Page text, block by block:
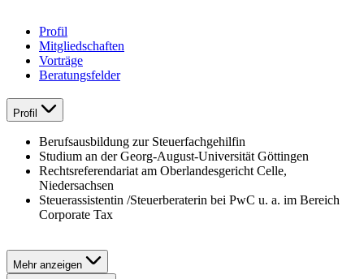
Profil
Mitgliedschaften
Vorträge
Beratungsfelder
Profil
Berufsausbildung zur Steuerfachgehilfin
Studium an der Georg-August-Universität Göttingen
Rechtsreferendariat am Oberlandesgericht Celle,
Niedersachsen
Steuerassistentin /Steuerberaterin bei PwC u. a. im Bereich
Corporate Tax
Mehr anzeigen